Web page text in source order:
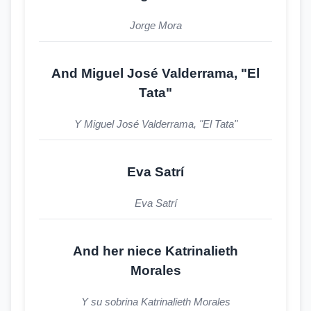
Jorge Mora
And Miguel José Valderrama, "El
Tata"
Y Miguel José Valderrama, "El Tata"
Eva Satrí
Eva Satrí
And her niece Katrinalieth
Morales
Y su sobrina Katrinalieth Morales